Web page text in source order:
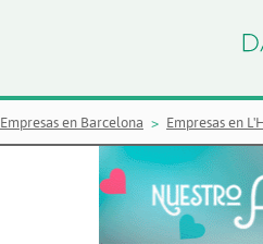
Empresas en Barcelona Empresas en